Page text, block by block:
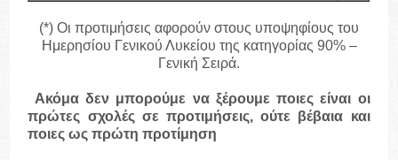
(*) Οι προτιμήσεις αφορούν στους υποψηφίους του
Ημερησίου Γενικού Λυκείου της κατηγορίας 90% –
Γενική Σειρά.
Ακόμα δεν μπορούμε να ξέρουμε ποιες είναι οι
πρώτες σχολές σε προτιμήσεις, ούτε βέβαια και
ποιες ως πρώτη προτίμηση